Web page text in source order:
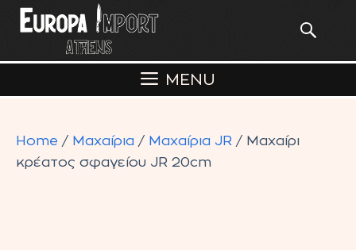
Skip
MENU
Home / Μαχαίρια / Μαχαίρια JR / Μαχαίρι
κρέατος σφαγείου JR 20cm